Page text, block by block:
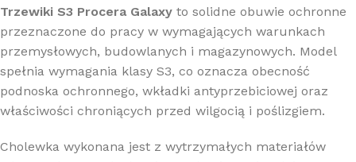
Trzewiki S3 Procera Galaxy to solidne obuwie ochronne
przeznaczone do pracy w wymagających warunkach
przemysłowych, budowlanych i magazynowych. Model
spełnia wymagania klasy S3, co oznacza obecność
podnoska ochronnego, wkładki antyprzebiciowej oraz
właściwości chroniących przed wilgocią i poślizgiem.
Cholewka wykonana jest z wytrzymałych materiałów